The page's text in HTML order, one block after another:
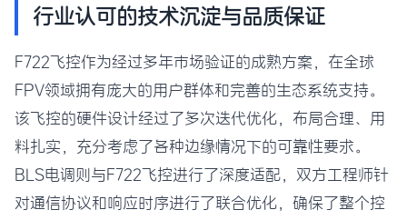
行业认可的技术沉淀与品质保证
F722飞控作为经过多年市场验证的成熟方案，在全球
FPV领域拥有庞大的用户群体和完善的生态系统支持。
该飞控的硬件设计经过了多次迭代优化，布局合理、用
料扎实，充分考虑了各种边缘情况下的可靠性要求。
BLS电调则与F722飞控进行了深度适配，双方工程师针
对通信协议和响应时序进行了联合优化，确保了整个控